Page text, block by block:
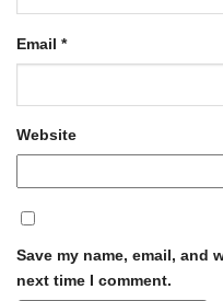
Email *
Website
Save my name, email, and
next time I comment.